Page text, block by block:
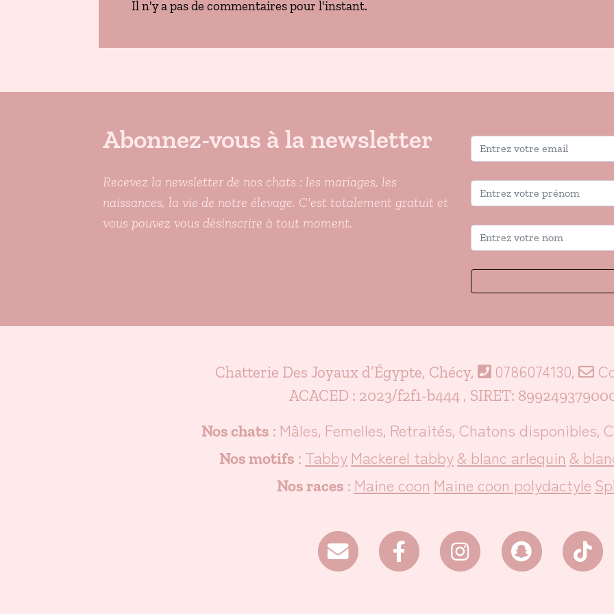
Il n'y a pas de commentaires pour l'instant.
Abonnez-vous à la newsletter
Recevez la newsletter de nos chats : les mariages, les
naissances, la vie de notre élevage. C'est totalement gratuit et
vous pouvez vous désinscrire à tout moment.
Chatterie Des Joyaux d’Égypte, Chécy, 0786074130,
ACACED : 2023/f2f1-b444 , SIRET:
Nos chats : Mâles, Femelles, Retraités, Chatons disponibles,
Nos motifs : Tabby Mackerel tabby& blanc arlequin &
Nos races : Maine coon Maine coon polydactyle